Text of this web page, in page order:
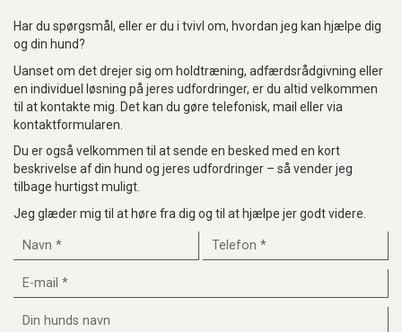
Har du spørgsmål, eller er du i tvivl om, hvordan jeg kan hjælpe dig
og din hund?
Uanset om det drejer sig om holdtræning, adfærdsrådgivning eller
en individuel løsning på jeres udfordringer, er du altid velkommen
til at kontakte mig. Det kan du gøre telefonisk, mail eller via
kontaktformularen.
Du er også velkommen til at sende en besked med en kort
beskrivelse af din hund og jeres udfordringer – så vender jeg
tilbage hurtigst muligt.
Jeg glæder mig til at høre fra dig og til at hjælpe jer godt videre.